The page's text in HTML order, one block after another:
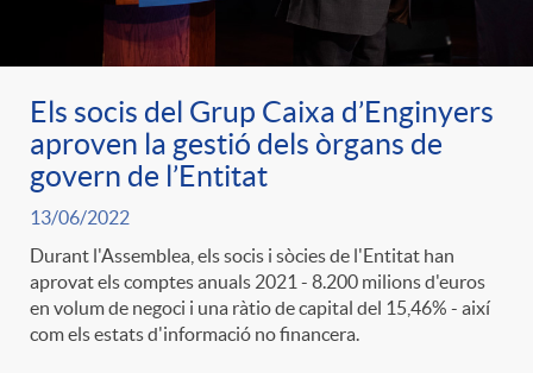
Els socis del Grup Caixa d’Enginyers
aproven la gestió dels òrgans de
govern de l’Entitat
13/06/2022
Durant l'Assemblea, els socis i sòcies de l'Entitat han
aprovat els comptes anuals 2021 - 8.200 milions d'euros
en volum de negoci i una ràtio de capital del 15,46% - així
com els estats d'informació no financera.